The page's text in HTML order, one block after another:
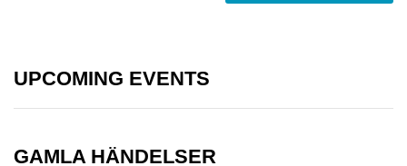
UPCOMING EVENTS
GAMLA HÄNDELSER